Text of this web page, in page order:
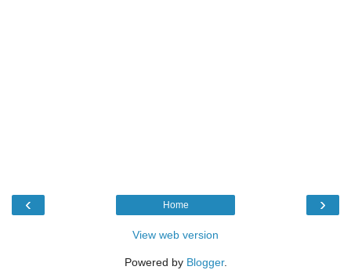
‹ ›
Home
View web version
Powered by Blogger.